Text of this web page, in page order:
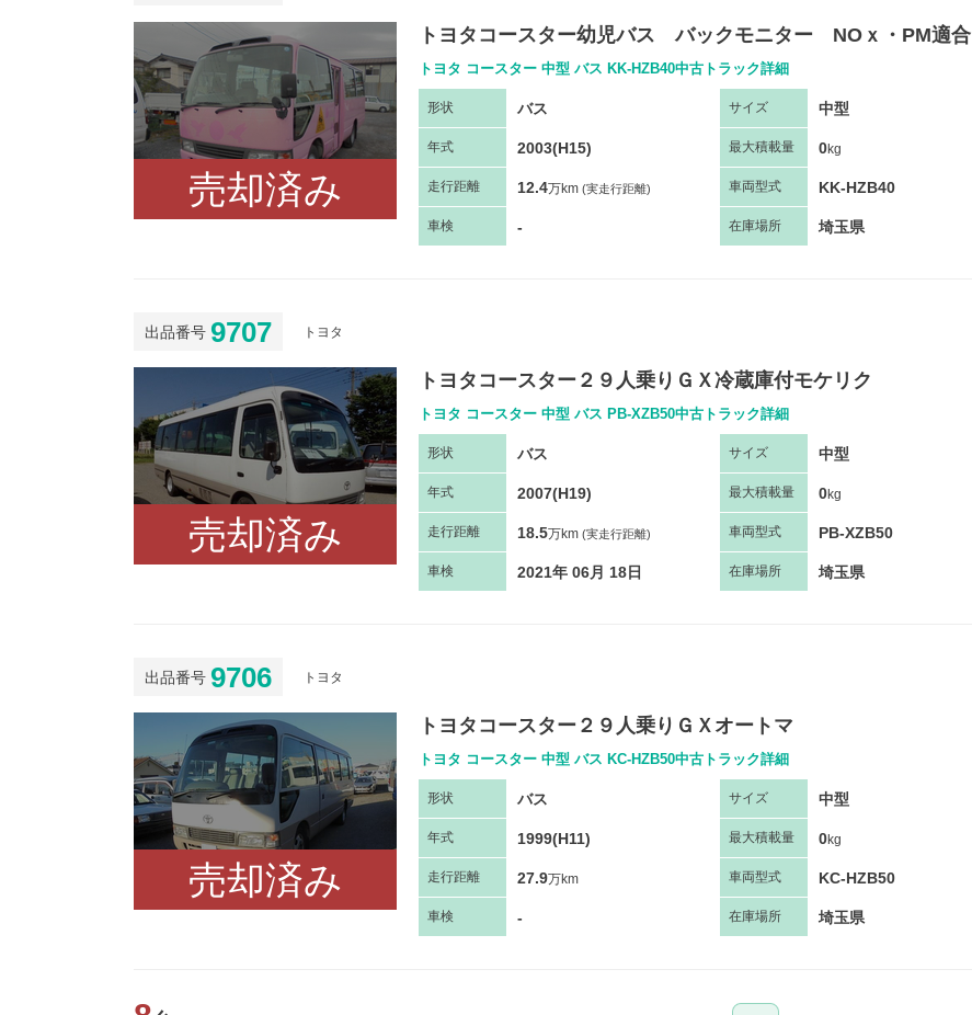
売却済み
トヨタコースター幼児バス バックモニター NOｘ・PM適合
トヨタ コースター 中型 バス KK-HZB40中古トラック詳細
形状 バス サイズ 中型
年式 2003(H15) 最大積載量 0kg
走行距離 12.4万km (実走行距離) 車両型式 KK-HZB40
車検 - 在庫場所 埼玉県
出品番号 9707 トヨタ
売却済み
トヨタコースター２９人乗りＧＸ冷蔵庫付モケリク
トヨタ コースター 中型 バス PB-XZB50中古トラック詳細
形状 バス サイズ 中型
年式 2007(H19) 最大積載量 0kg
走行距離 18.5万km (実走行距離) 車両型式 PB-XZB50
車検 2021年 06月 18日 在庫場所 埼玉県
出品番号 9706 トヨタ
売却済み
トヨタコースター２９人乗りＧＸオートマ
トヨタ コースター 中型 バス KC-HZB50中古トラック詳細
形状 バス サイズ 中型
年式 1999(H11) 最大積載量 0kg
走行距離 27.9万km 車両型式 KC-HZB50
車検 - 在庫場所 埼玉県